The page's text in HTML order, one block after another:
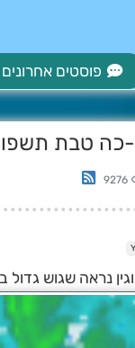
פוסטים אחרונים
[2026\1\12-13-14]
9276
נראה שגוש גדול